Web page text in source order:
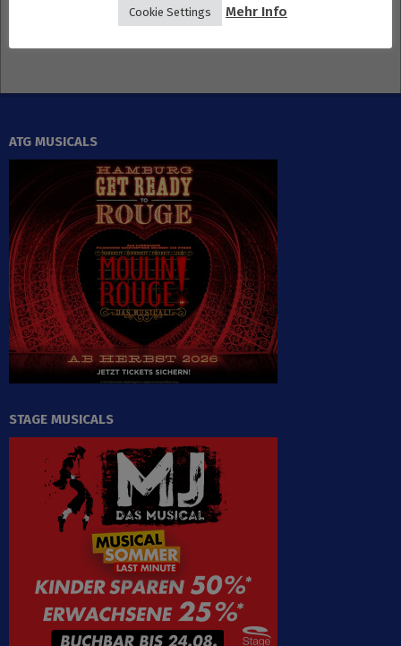
Gewinnspiele kostenlos seriös
ATG MUSICALS
STAGE MUSICALS
Cookie Settings Mehr Info